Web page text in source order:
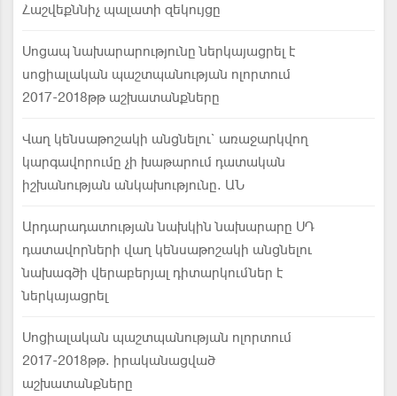
Հաշվեքննիչ պալատի զեկույցը
Սոցապ նախարարությունը ներկայացրել է
սոցիալական պաշտպանության ոլորտում
2017-2018թթ աշխատանքները
Վաղ կենսաթոշակի անցնելու` առաջարկվող
կարգավորումը չի խաթարում դատական
իշխանության անկախությունը. ԱՆ
Արդարադատության նախկին նախարարը ՍԴ
դատավորների վաղ կենսաթոշակի անցնելու
նախագծի վերաբերյալ դիտարկումներ է
ներկայացրել
Սոցիալական պաշտպանության ոլորտում
2017-2018թթ. իրականացված
աշխատանքները